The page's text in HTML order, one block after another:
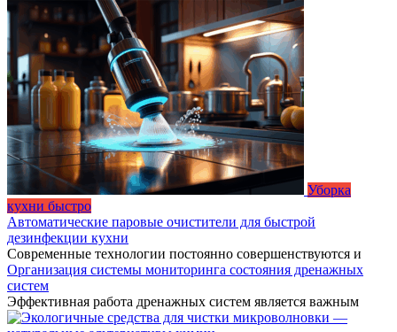
Уборка
кухни быстро
Автоматические паровые очистители для быстрой
дезинфекции кухни
Современные технологии постоянно совершенствуются и
Организация системы мониторинга состояния дренажных
систем
Эффективная работа дренажных систем является важным